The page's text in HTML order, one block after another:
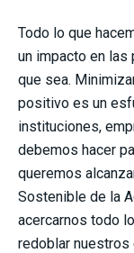
Todo lo que
un impacto en las
que sea.
positivo es un
instituciones,
debemos hacer
queremos
Sostenible de la
acercarnos todo
redoblar nuestros